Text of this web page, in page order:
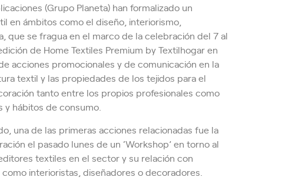
(Grupo Planeta) han formalizado un
en ámbitos como el diseño, interiorismo,
que se fragua en el marco de la celebración del 7 al
de Home Textiles Premium by Textilhogar en
acciones promocionales y de comunicación en la
textil y las propiedades de los tejidos para el
tanto entre los propios profesionales como
y hábitos de consumo.
una de las primeras acciones relacionadas fue la
el pasado lunes de un ‘Workshop’ en torno al
textiles en el sector y su relación con
interioristas, diseñadores o decoradores.